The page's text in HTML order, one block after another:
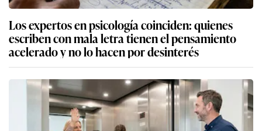
Los expertos en psicología coinciden: quienes
escriben con mala letra tienen el pensamiento
acelerado y no lo hacen por desinterés